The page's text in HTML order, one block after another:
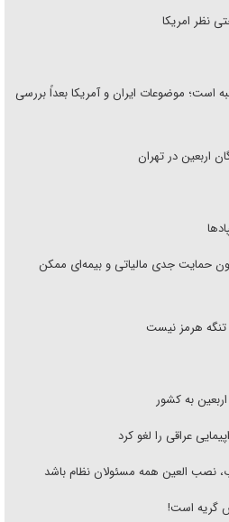
نظر امریکا
است؛ موضوعات ایران و آمریکا بعداً بررسی
اربعین در تهران
حمایت جدی مالیاتی و بیمه‌ای ممکن
تنگه هرمز نیست
عراقی را لغو کرد
نصب العین همه مسئولان نظام باشد
گریه است!